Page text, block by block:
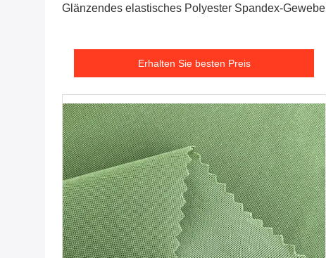
Glänzendes elastisches Polyester Spandex-Gewebe
Erhalten Sie besten Preis